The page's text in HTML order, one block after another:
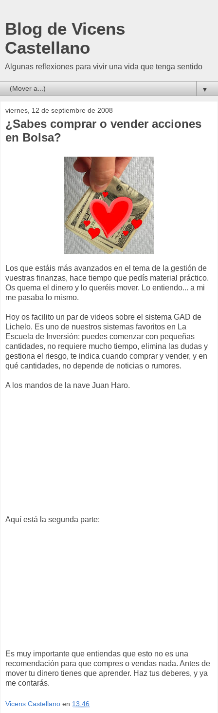
Blog de Vicens
Castellano
Algunas reflexiones para vivir una vida que tenga sentido
▼
viernes, 12 de septiembre de 2008
¿Sabes comprar o vender acciones
en Bolsa?
Los que estáis más avanzados en el tema de la gestión de
vuestras finanzas, hace tiempo que pedís material práctico.
Os quema el dinero y lo queréis mover. Lo entiendo... a mi
me pasaba lo mismo.
Hoy os facilito un par de videos sobre el sistema GAD de
Lichelo. Es uno de nuestros sistemas favoritos en La
Escuela de Inversión: puedes comenzar con pequeñas
cantidades, no requiere mucho tiempo, elimina las dudas y
gestiona el riesgo, te indica cuando comprar y vender, y en
qué cantidades, no depende de noticias o rumores.
A los mandos de la nave Juan Haro.
Aquí está la segunda parte:
Es muy importante que entiendas que esto no es una
recomendación para que compres o vendas nada. Antes de
mover tu dinero tienes que aprender. Haz tus deberes, y ya
me contarás.
Vicens Castellano en 13:46